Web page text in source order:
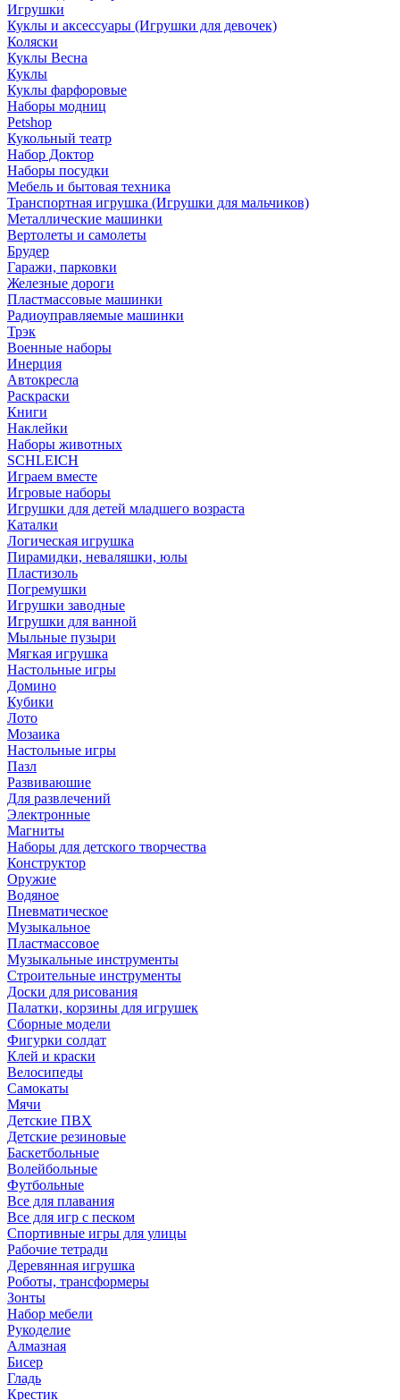
Игрушки
Куклы и аксессуары (Игрушки для девочек)
Коляски
Куклы Весна
Куклы
Куклы фарфоровые
Наборы модниц
Petshop
Кукольный театр
Набор Доктор
Наборы посудки
Мебель и бытовая техника
Транспортная игрушка (Игрушки для мальчиков)
Металлические машинки
Вертолеты и самолеты
Брудер
Гаражи, парковки
Железные дороги
Пластмассовые машинки
Радиоуправляемые машинки
Трэк
Военные наборы
Инерция
Автокресла
Раскраски
Книги
Наклейки
Наборы животных
SCHLEICH
Играем вместе
Игровые наборы
Игрушки для детей младшего возраста
Каталки
Логическая игрушка
Пирамидки, неваляшки, юлы
Пластизоль
Погремушки
Игрушки заводные
Игрушки для ванной
Мыльные пузыри
Мягкая игрушка
Настольные игры
Домино
Кубики
Лото
Мозаика
Настольные игры
Пазл
Развиваюшие
Для развлечений
Электронные
Магниты
Наборы для детского творчества
Конструктор
Оружие
Водяное
Пневматическое
Музыкальное
Пластмассовое
Музыкальные инструменты
Строительные инструменты
Доски для рисования
Палатки, корзины для игрушек
Сборные модели
Фигурки солдат
Клей и краски
Велосипеды
Самокаты
Мячи
Детские ПВХ
Детские резиновые
Баскетбольные
Волейбольные
Футбольные
Все для плавания
Все для игр с песком
Спортивные игры для улицы
Рабочие тетради
Деревянная игрушка
Роботы, трансформеры
Зонты
Набор мебели
Рукоделие
Алмазная
Бисер
Гладь
Крестик